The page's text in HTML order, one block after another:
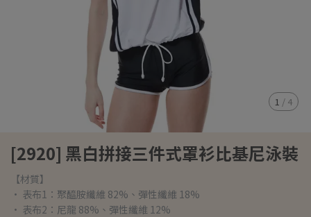
1 / 4
[2920] 黑白拼接三件式罩衫比基尼泳裝
【材質】
• 表布1：聚醯胺纖維 82%、彈性纖維 18%
• 表布2：尼龍 88%、彈性纖維 12%